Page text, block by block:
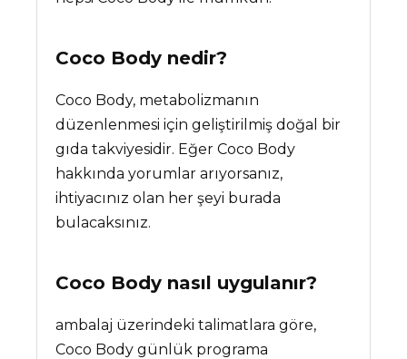
Coco Body nedir?
Coco Body, metabolizmanın
düzenlenmesi için geliştirilmiş doğal bir
gıda takviyesidir. Eğer Coco Body
hakkında yorumlar arıyorsanız,
ihtiyacınız olan her şeyi burada
bulacaksınız.
Coco Body nasıl uygulanır?
ambalaj üzerindeki talimatlara göre,
Coco Body günlük programa